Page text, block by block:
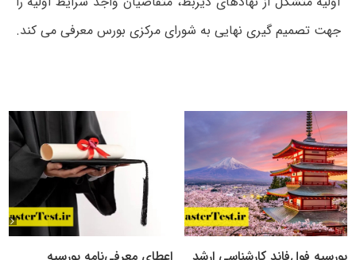
جهت تصمیم گیری نهایی به شورای مرکزی بورس معرفی می کند.